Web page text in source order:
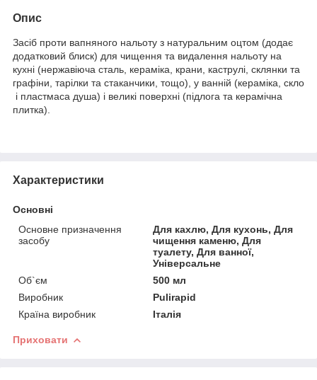
Опис
Засіб проти вапняного нальоту з натуральним оцтом (додає
додатковий блиск) для чищення та видалення нальоту на
кухні (нержавіюча сталь, кераміка, крани, каструлі, склянки та
графіни, тарілки та стаканчики, тощо), у ванній (кераміка, скло
і пластмаса душа) і великі поверхні (підлога та керамічна
плитка).
Характеристики
Основні
Основне призначення
засобу
Для кахлю, Для кухонь, Для
чищення каменю, Для
туалету, Для ванної,
Універсальне
Об`єм
500 мл
Виробник
Pulirapid
Країна виробник
Італія
Приховати